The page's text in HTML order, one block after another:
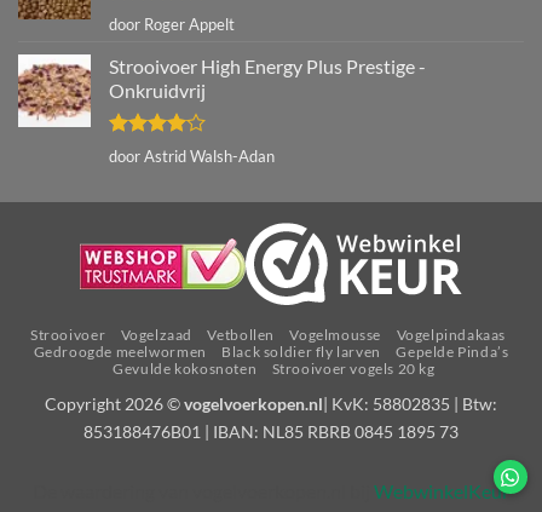
Gewaardeerd
uit 5
door Roger Appelt
Strooivoer High Energy Plus Prestige -
Onkruidvrij
Gewaardeerd
door Astrid Walsh-Adan
Strooivoer Vogelzaad Vetbollen Vogelmousse
Vogelpindakaas
Gedroogde meelwormen
Black soldier fly larven
Gepelde Pinda’s
Gevulde kokosnoten
Strooivoer vogels 20 kg
Copyright 2026 ©vogelvoerkopen.nl| KvK: 58802835 | Btw:
853188476B01 | IBAN: NL85 RBRB 0845 1895 73
WebwinkelKeur